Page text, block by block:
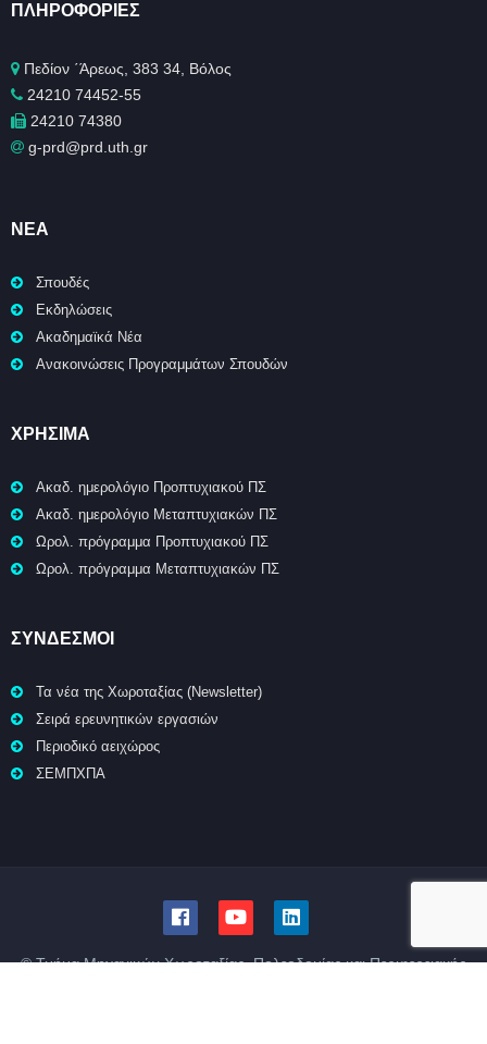
ΠΛΗΡΟΦΟΡΊΕΣ
Πεδίον ΄Άρεως, 383 34, Βόλος
24210 74452-55
24210 74380
g-prd@prd.uth.gr
ΝΈΑ
Σπουδές
Εκδηλώσεις
Ακαδημαϊκά Νέα
Ανακοινώσεις Προγραμμάτων Σπουδών
ΧΡΉΣΙΜΑ
Ακαδ. ημερολόγιο Προπτυχιακού ΠΣ
Ακαδ. ημερολόγιο Μεταπτυχιακών ΠΣ
Ωρολ. πρόγραμμα Προπτυχιακού ΠΣ
Ωρολ. πρόγραμμα Μεταπτυχιακών ΠΣ
ΣΥΝΔΕΣΜΟΙ
Τα νέα της Χωροταξίας (Newsletter)
Σειρά ερευνητικών εργασιών
Περιοδικό αειχώρος
ΣΕΜΠΧΠΑ
© Τμήμα Μηχανικών Χωροταξίας, Πολεοδομίας και Περιφερειακής